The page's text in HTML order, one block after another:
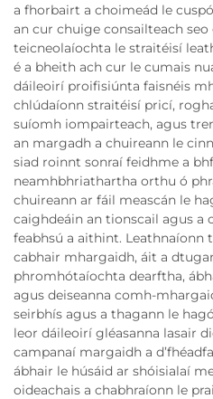
a fhorbairt a choimeád le
an cur chuige consailteach
teicneolaíochta le straitéisí
é a bheith ach cur le cumais
dáileoirí proifisiúnta faisnéis
chlúdaíonn straitéisí pricí,
suíomh iompairteach, agus
an margadh a chuireann le
siad roinnt sonraí feidhme a
neamhbhriathartha orthu ó
chuireann ar fáil meascán le
caighdeáin an tionscail agus a
feabhsú a aithint.
cabhair mhargaidh, áit a
phromhótaíochta dearftha,
agus deiseanna comh-
seirbhís agus a thagann le
leor dáileoirí gléasanna lasair
campanaí margaidh a
ábhair le húsáid ar shóisialaí
oideachais a chabhraíonn le